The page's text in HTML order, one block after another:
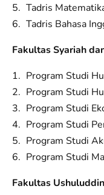
Tadris
Tadris Bahasa
Fakultas Syariah
Program Studi
Program Studi
Program Studi
Program Studi
Program Studi
Program Studi
Fakultas